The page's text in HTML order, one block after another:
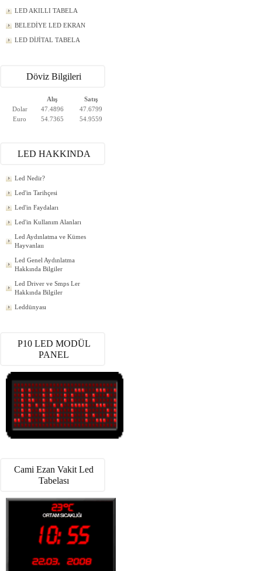
LED AKILLI TABELA
BELEDİYE LED EKRAN
LED DİJİTAL TABELA
Döviz Bilgileri
Alış
Satış
Dolar
47.4896
47.6799
Euro
54.7365 54.9559
LED HAKKINDA
Led Nedir?
Led'in Tarihçesi
Led'in Faydaları
Led'in Kullanım Alanları
Led Aydınlatma ve Kümes
Hayvanlaıı
Led Genel Aydınlatma
Hakkında Bilgiler
Led Driver ve Smps Ler
Hakkında Bilgiler
Leddünyası
P10 LED MODÜL
PANEL
Cami Ezan Vakit Led
Tabelası